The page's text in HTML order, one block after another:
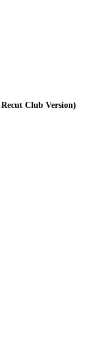
Club Version)